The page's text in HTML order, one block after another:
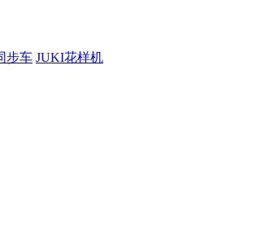
步车 JUKI花样机